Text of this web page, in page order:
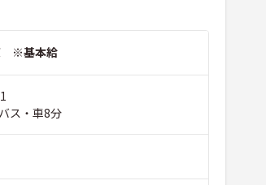
※基本給
ス・車8分